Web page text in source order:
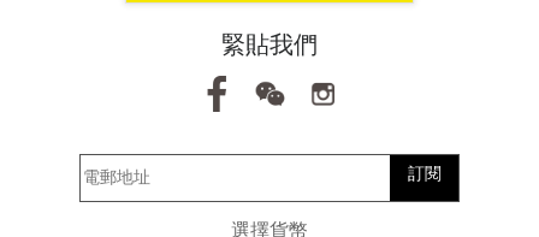
緊貼我們
訂閱
選擇貨幣